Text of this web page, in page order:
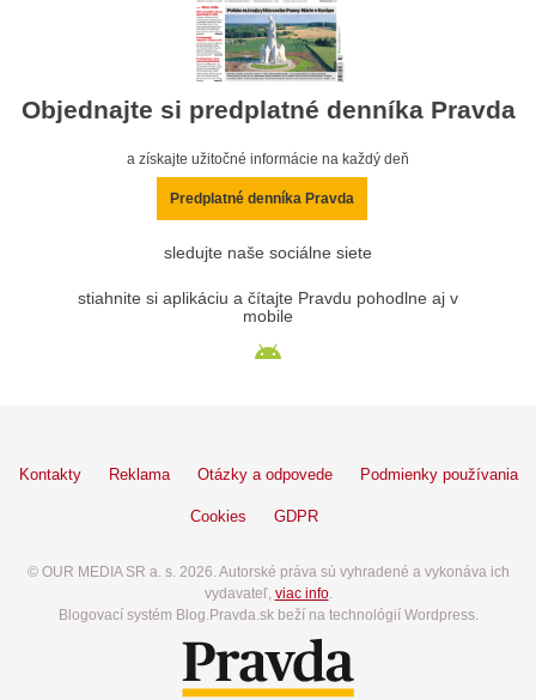
Objednajte si predplatné denníka Pravda
a získajte užitočné informácie na každý deň
Predplatné denníka Pravda
sledujte naše sociálne siete
stiahnite si aplikáciu a čítajte Pravdu pohodlne aj v
mobile
Kontakty Reklama Otázky a odpovede Podmienky používania
Cookies GDPR
© OUR MEDIA SR a. s. 2026. Autorské práva sú vyhradené a vykonáva ich
vydavateľ, viac info.
Blogovací systém Blog.Pravda.sk beží na technológií Wordpress.